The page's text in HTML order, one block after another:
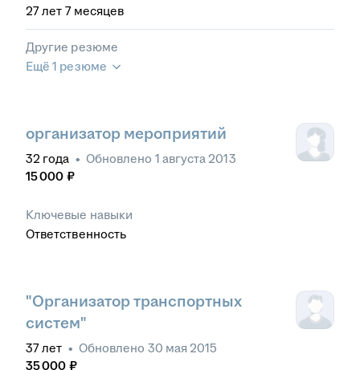
27лет 7 месяцев
Другие резюме
Ещё 1 резюме
организатор мероприятий
32 года • Обновлено 1 августа 2013
15 000 ₽
Ключевые навыки
Ответственность
"Организатор транспортных
систем"
37лет • Обновлено 30 мая 2015
35 000 ₽